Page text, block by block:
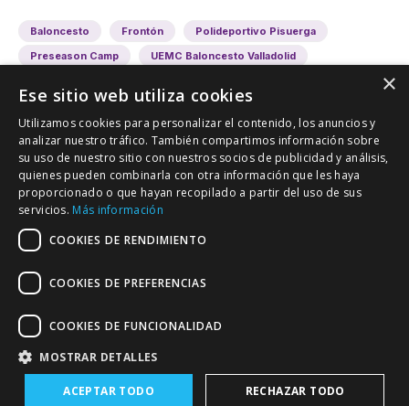
Baloncesto Frontón
Polideportivo Pisuerga
Preseason Camp
UEMC Baloncesto Valladolid
VALLADOLID DEPORTIVO
Colaboración Contacto
Política de Privacidad
×
Ese sitio web utiliza cookies
Utilizamos cookies para personalizar el contenido, los anuncios y
analizar nuestro tráfico. También compartimos información sobre
su uso de nuestro sitio con nuestros socios de publicidad y análisis,
quienes pueden combinarla con otra información que les haya
proporcionado o que hayan recopilado a partir del uso de sus
servicios. Más información
COOKIES DE RENDIMIENTO
COOKIES DE PREFERENCIAS
COOKIES DE FUNCIONALIDAD
MOSTRAR DETALLES
ACEPTAR TODO RECHAZAR TODO